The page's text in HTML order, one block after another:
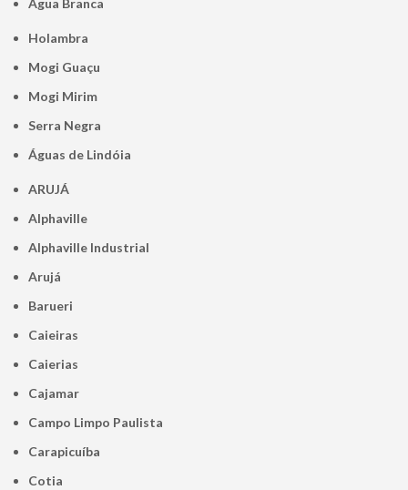
Água Branca
Holambra
Mogi Guaçu
Mogi Mirim
Serra Negra
Águas de Lindóia
ARUJÁ
Alphaville
Alphaville Industrial
Arujá
Barueri
Caieiras
Caierias
Cajamar
Campo Limpo Paulista
Carapicuíba
Cotia